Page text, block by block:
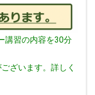
講習の内容を30分
ざいます。詳しく